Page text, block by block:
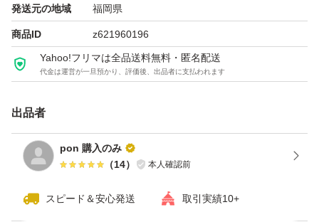
発送元の地域 福岡県
商品ID z621960196
Yahoo!フリマは全品送料無料・匿名配送
代金は運営が一旦預かり、評価後、出品者に支払われます
出品者
pon 購入のみ
（14） 本人確認前
スピード＆安心発送 取引実績10+